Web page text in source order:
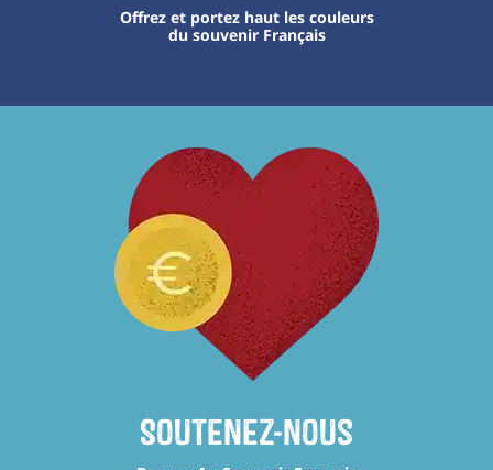
Offrez et portez haut les couleurs
du souvenir Français
Soutenez-nous